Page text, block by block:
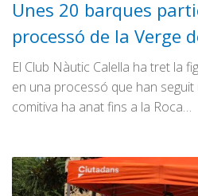
Unes 20 barques
processó de la Verge
El Club Nàutic Calella ha tret la
en una processó que han
comitiva ha anat fins a la Roca…